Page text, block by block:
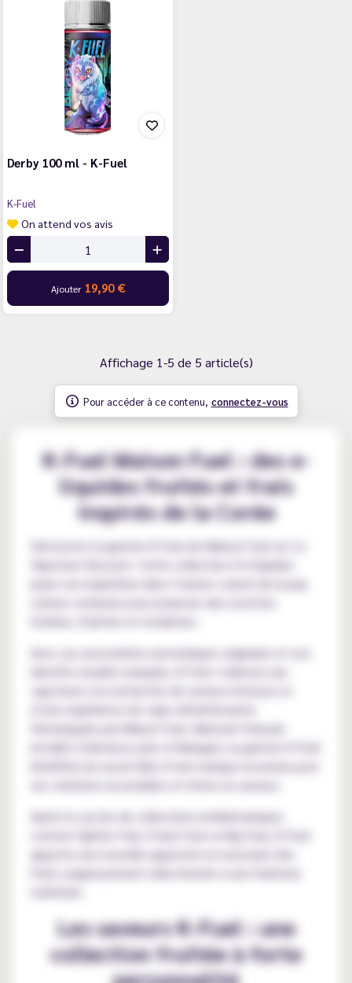
Derby 100 ml - K-Fuel
K-Fuel
On attend vos avis
Ajouter 19,90 €
Affichage 1-5 de 5 article(s)
Pour accéder à ce contenu, connectez-vous
K-Fuel Maison Fuel : des e-
liquides fruités et frais
inspirés de la Corée
Découvrez la gamme K-Fuel de Maison Fuel sur Le
puise son inspiration dans l’univers coloré de la pop
Avec ses associations aromatiques originales et son
Développée par Maison Fuel, fabricant français
installé à Gémenos près d’Aubagne, la gamme K-Fuel
Après le succès de collections emblématiques
apporte une nouvelle approche en associant des
fruits soigneusement sélectionnés à une fraîcheur
Les saveurs K-Fuel : une
collection fruitée à forte